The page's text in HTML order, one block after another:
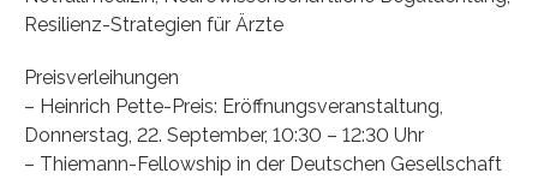
Resilienz-Strategien für Ärzte
Preisverleihungen
– Heinrich Pette-Preis: Eröffnungsveranstaltung,
Donnerstag, 22. September, 10:30 – 12:30 Uhr
– Thiemann-Fellowship in der Deutschen Gesellschaft